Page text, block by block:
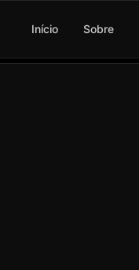
Início Sobre